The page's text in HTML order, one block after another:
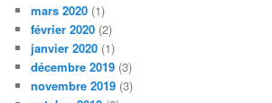
mars 2020 (1)
février 2020 (2)
janvier 2020 (1)
décembre 2019 (3)
novembre 2019 (3)